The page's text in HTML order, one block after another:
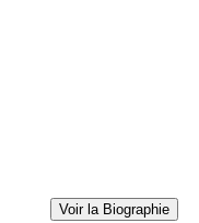
Voir la Biographie